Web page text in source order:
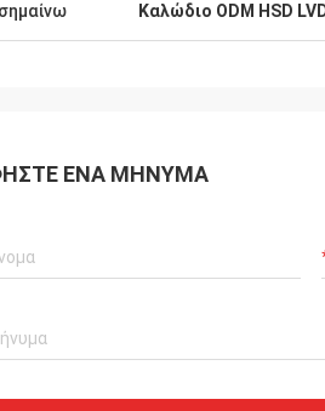
Καλώδιο ODM HSD
ΈΝΑ ΜΉΝΥΜΑ